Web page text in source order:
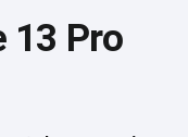
χωρίς